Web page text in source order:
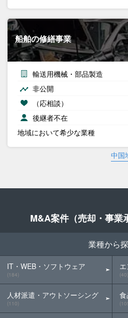
船舶の修繕事業
輸送用機械・部品製造
非公開
（応相談）
後継者不在
地域において希少な業種
中国
M&A案件（売却・事業
業種から
IT・WEB・ソフトウェア
(184)
人材派遣・アウトソーシング
(110)
(40)